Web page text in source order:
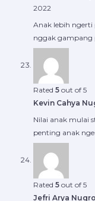
2022
Anak lebih ngerti
nggak gampang
Rated 5 out of 5
Kevin Cahya
Nilai anak mulai
penting anak
Rated 5 out of 5
Jefri Arya